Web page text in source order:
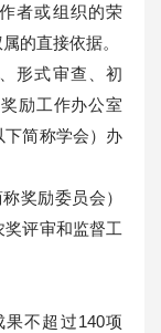
者或组织的荣
的直接依据。
形式审查、初
励工作办公室
下简称学会）办
奖励委员会）
评审和监督工
不超过140项